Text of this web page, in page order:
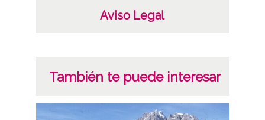
Aviso Legal
También te puede interesar